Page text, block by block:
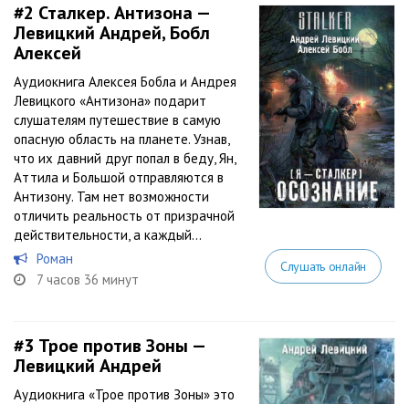
#2 Сталкер. Антизона —
Левицкий Андрей, Бобл
Алексей
Аудиокнига Алексея Бобла и Андрея
Левицкого «Антизона» подарит
слушателям путешествие в самую
опасную область на планете. Узнав,
что их давний друг попал в беду, Ян,
Аттила и Большой отправляются в
Антизону. Там нет возможности
отличить реальность от призрачной
действительности, а каждый...
Роман
7 часов 36 минут
Слушать онлайн
#3 Трое против Зоны —
Левицкий Андрей
Аудиокнига «Трое против Зоны» это